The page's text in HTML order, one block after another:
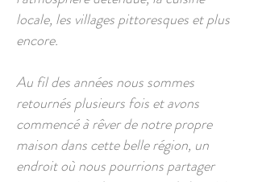
locale, les villages pittoresques et plus
encore.
Au fil des années nous sommes
retournés plusieurs fois et avons
commencé à rêver de notre propre
maison dans cette belle région, un
endroit où nous pourrions partager